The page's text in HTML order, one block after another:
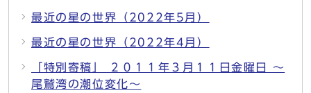
最近の星の世界（2022年5月）
最近の星の世界（2022年4月）
「特別寄稿」 ２０１１年３月１１日金曜日 ～
尾鷲湾の潮位変化～